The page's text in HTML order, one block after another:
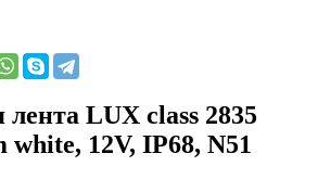
лента LUX class 2835
white, 12V, IP68, N51